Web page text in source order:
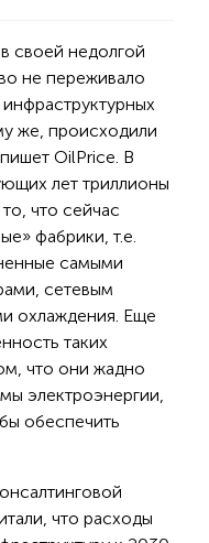
своей недолгой
не переживало
же, происходили
OilPrice. В
лет триллионы
что сейчас
фабрики, т.е.
самыми
сетевым
охлаждения. Еще
таких
что они жадно
электроэнергии,
обеспечить
что расходы